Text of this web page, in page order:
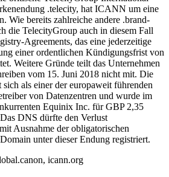
.telecity, hat ICANN um eine
Wie bereits zahlreiche andere .brand-
die TelecityGroup auch in diesem Fall
Agreements, das eine jederzeitige
einer ordentlichen Kündigungsfrist von
Weitere Gründe teilt das Unternehmen
vom 15. Juni 2018 nicht mit. Die
als einer der europaweit führenden
von Datenzentren und wurde im
Equinix Inc. für GBP 2,35
DNS dürfte den Verlust
Ausnahme der obligatorischen
unter dieser Endung registriert.
icann.org